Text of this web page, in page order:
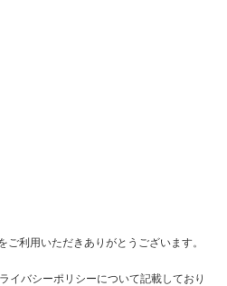
利用いただきありがとうございます。
イバシーポリシーについて記載しており